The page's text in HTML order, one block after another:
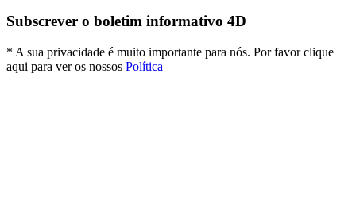
Subscrever o boletim informativo 4D
* A sua privacidade é muito importante para nós. Por favor clique
aqui para ver os nossos Política